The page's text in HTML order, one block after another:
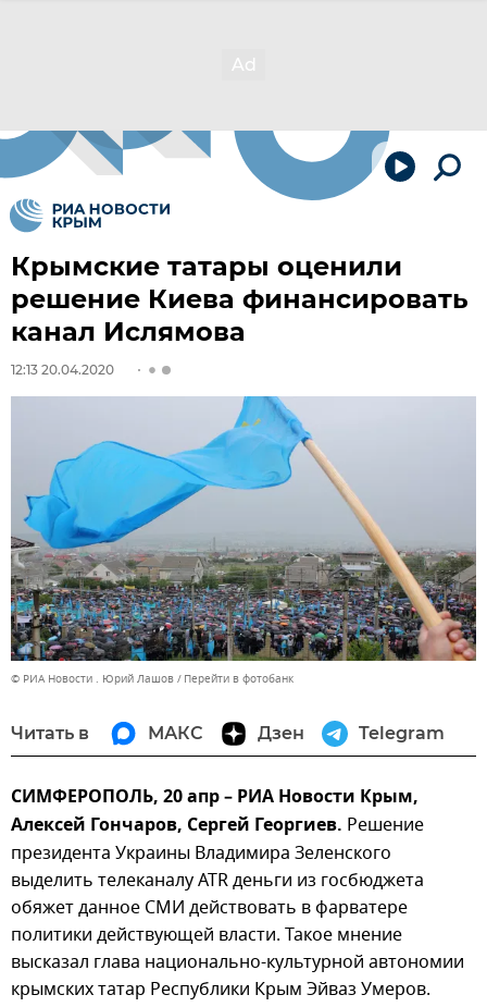
Крымские татары оценили
решение Киева финансировать
канал Ислямова
12:13 20.04.2020
© РИА Новости . Юрий Лашов Перейти в фотобанк
Читать в МАКС Дзен Telegram
СИМФЕРОПОЛЬ, 20 апр – РИА Новости Крым,
Алексей Гончаров, Сергей Георгиев. Решение
президента Украины Владимира Зеленского
выделить телеканалу ATR деньги из госбюджета
обяжет данное СМИ действовать в фарватере
политики действующей власти. Такое мнение
высказал глава национально-культурной автономии
крымских татар Республики Крым Эйваз Умеров.